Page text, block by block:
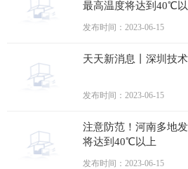
最高温度将达到40℃
发布时间：2023-06-15
天天新消息丨深圳技
发布时间：2023-06-15
注意防范！河南多地
将达到40℃以上
发布时间：2023-06-15